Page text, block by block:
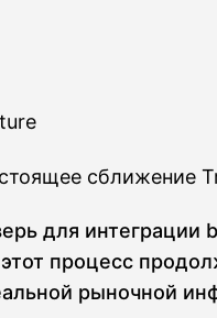
сближение
для
процесс
рыночной